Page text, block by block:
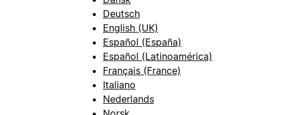
Deutsch
English (UK)
Español (España)
Español (Latinoamérica)
Français (France)
Italiano
Nederlands